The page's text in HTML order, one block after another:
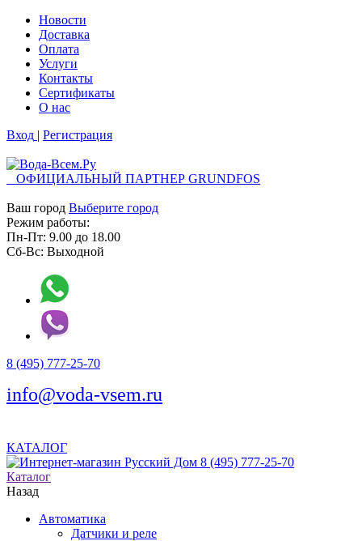
Новости
Доставка
Оплата
Услуги
Контакты
Cертификаты
О нас
Вход | Регистрация
ОФИЦИАЛЬНЫЙ ПАРТНЕР GRUNDFOS
Ваш город Выберите город
Режим работы:
Пн-Пт: 9.00 до 18.00
Сб-Вс: Выходной
8 (495) 777-25-70
info@voda-vsem.ru
КАТАЛОГ
8 (495) 777-25-70
Каталог
Назад
Автоматика
Датчики и реле